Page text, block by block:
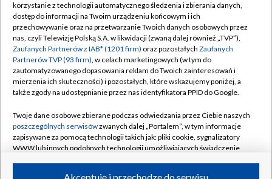
TVP
Abonament TVP
Emisja w TVP
Centrum informacji TVP
Naziemna Telewizja Cyfrowa
Rada Programowa
System NOS
Informacje o nadawcy
Regulamin TVP
Polityka prywatności
Moje zgody
Pomoc
Kontakt
Kanały
korzystanie z technologii automatycznego śledzenia i zbierania danych,
dostęp do informacji na Twoim urządzeniu końcowym i ich
przechowywanie oraz na przetwarzanie Twoich danych osobowych przez
nas, czyli Telewizję Polską S.A. w likwidacji (zwaną dalej również „TVP”),
Zaufanych Partnerów z IAB* (1201 firm) oraz pozostałych Zaufanych
Partnerów TVP (93 firm), w celach marketingowych (w tym do
zautomatyzowanego dopasowania reklam do Twoich zainteresowań i
mierzenia ich skuteczności) i pozostałych, które wskazujemy poniżej, a
także zgody na udostępnianie przez nas identyfikatora PPID do Google.
Twoje dane osobowe zbierane podczas odwiedzania przez Ciebie naszych
poszczególnych serwisówzwanych dalej „Portalem”, w tym informacje
zapisywane za pomocą technologii takich jak: pliki cookie, sygnalizatory
WWW lub innych podobnych technologii umożliwiających świadczenie